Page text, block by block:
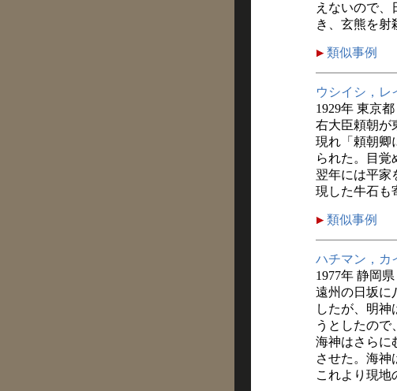
えないので
き、玄熊を射
類似事例
ウシイシ，レ
1929年 東京都
右大臣頼朝が
現れ「頼朝卿
られた。目覚
翌年には平家
現した牛石も
類似事例
ハチマン，カ
1977年 静岡県
遠州の日坂に
したが、明神
うとしたので
海神はさらに
させた。海神
これより現地